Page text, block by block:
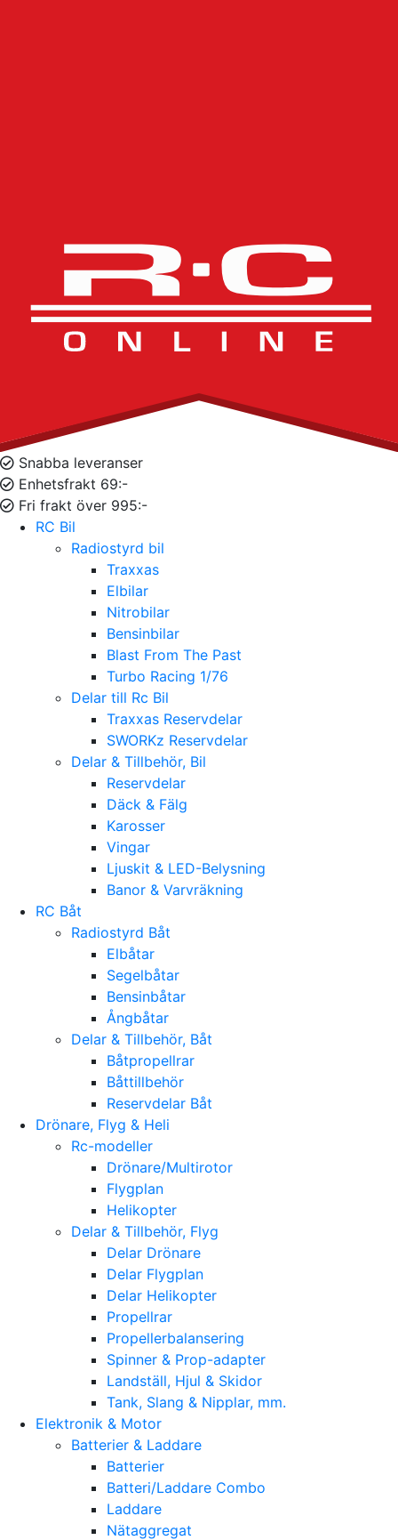
Snabba leveranser
Enhetsfrakt 69:-
Fri frakt över 995:-
RC Bil
Radiostyrd bil
Traxxas
Elbilar
Nitrobilar
Bensinbilar
Blast From The Past
Turbo Racing 1/76
Delar till Rc Bil
Traxxas Reservdelar
SWORKz Reservdelar
Delar & Tillbehör, Bil
Reservdelar
Däck & Fälg
Karosser
Vingar
Ljuskit & LED-Belysning
Banor & Varvräkning
RC Båt
Radiostyrd Båt
Elbåtar
Segelbåtar
Bensinbåtar
Ångbåtar
Delar & Tillbehör, Båt
Båtpropellrar
Båttillbehör
Reservdelar Båt
Drönare, Flyg & Heli
Rc-modeller
Drönare/Multirotor
Flygplan
Helikopter
Delar & Tillbehör, Flyg
Delar Drönare
Delar Flygplan
Delar Helikopter
Propellrar
Propellerbalansering
Spinner & Prop-adapter
Landställ, Hjul & Skidor
Tank, Slang & Nipplar, mm.
Elektronik & Motor
Batterier & Laddare
Batterier
Batteri/Laddare Combo
Laddare
Nätaggregat